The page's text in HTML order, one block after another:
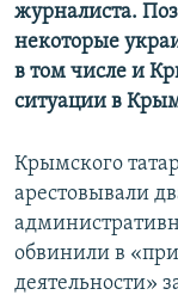
журналиста.
некоторые
в том числе и
ситуации в
Крымского
арестовывали
обвинили в
деятельности»